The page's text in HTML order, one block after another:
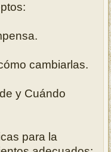
cambiarlas.
y Cuándo
para la